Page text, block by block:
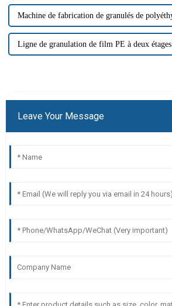
Machine de fabrication de granulés de
Ligne de granulation de film PE à deux étages
Leave Your Message